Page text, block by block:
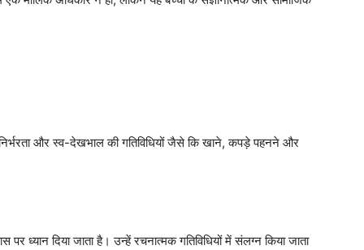
और स्व-देखभाल की गतिविधियों जैसे कि खाने, कपड़े पहनने और
ध्यान दिया जाता है। उन्हें रचनात्मक गतिविधियों में संलग्न किया जाता